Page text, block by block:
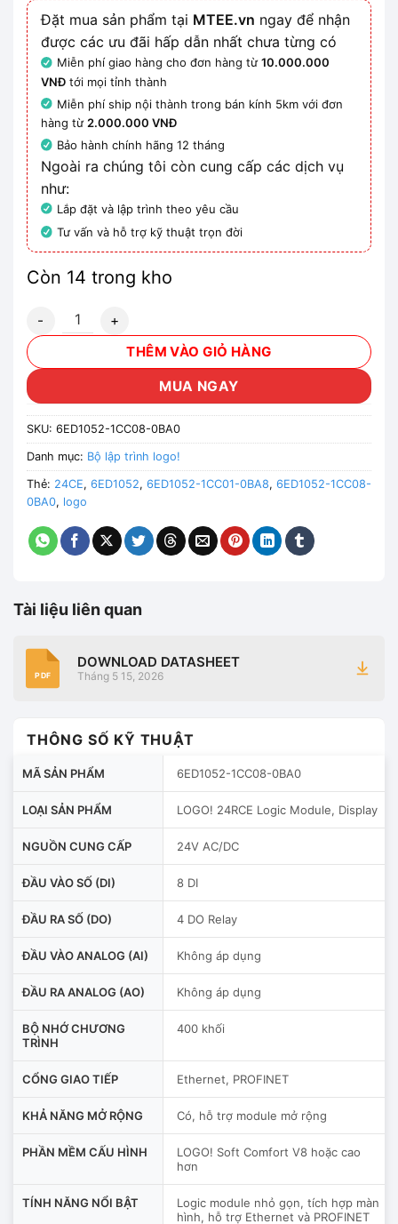
Đặt mua sản phẩm tại MTEE.vn ngay để nhận
được các ưu đãi hấp dẫn nhất chưa từng có
Miễn phí giao hàng cho đơn hàng từ10.000.000
VNĐ tới mọi tỉnh thành
Miễn phí ship nội thành trong bán kính 5km với đơn
hàng từ2.000.000 VNĐ
Bảo hành chính hãng 12 tháng
Ngoài ra chúng tôi còn cung cấp các dịch vụ
như:
Lắp đặt và lập trình theo yêu cầu
Tư vấn và hỗ trợ kỹ thuật trọn đời
Còn 14 trong kho
6ED1052-1CC08-0BA0 - Bộ lập trình logo! 24CE Siemens
THÊM VÀO GIỎ HÀNG
MUA NGAY
SKU: 6ED1052-1CC08-0BA0
Danh mục: Bộ lập trình logo!
Thẻ: 24CE, 6ED1052, 6ED1052-1CC01-0BA8, 6ED1052-1CC08-
0BA0, logo
Tài liệu liên quan
PDF
DOWNLOAD DATASHEET
Tháng 5 15, 2026
THÔNG SỐ KỸ THUẬT
MÃ SẢN PHẨM 6ED1052-1CC08-0BA0
LOẠI SẢN PHẨM LOGO! 24RCE Logic Module, Display
NGUỒN CUNG CẤP 24V AC/DC
ĐẦU VÀO SỐ (DI) 8 DI
ĐẦU RA SỐ (DO) 4 DO Relay
ĐẦU VÀO ANALOG (AI) Không áp dụng
ĐẦU RA ANALOG (AO) Không áp dụng
BỘ NHỚ CHƯƠNG
TRÌNH
400 khối
CỔNG GIAO TIẾP Ethernet, PROFINET
KHẢ NĂNG MỞ RỘNG Có, hỗ trợ module mở rộng
PHẦN MỀM CẤU HÌNH
LOGO! Soft Comfort V8 hoặc cao
hơn
TÍNH NĂNG NỔI BẬT
Logic module nhỏ gọn, tích hợp màn
hình, hỗ trợ Ethernet và PROFINET